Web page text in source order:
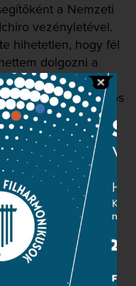
a Nemzeti
vezényletével.
hihetetlen, hogy fél
dolgozni a
mint 31 év alatt
volt részem számos
vagyok Istennek,